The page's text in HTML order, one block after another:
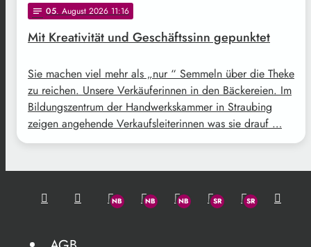
notes 05. August 2026 11:16
Mit Kreativität und Geschäftssinn gepunktet
Sie machen viel mehr als „nur “ Semmeln über die Theke
zu reichen. Unsere Verkäuferinnen in den Bäckereien. Im
Bildungszentrum der Handwerkskammer in Straubing
zeigen angehende Verkaufsleiterinnen was sie drauf …